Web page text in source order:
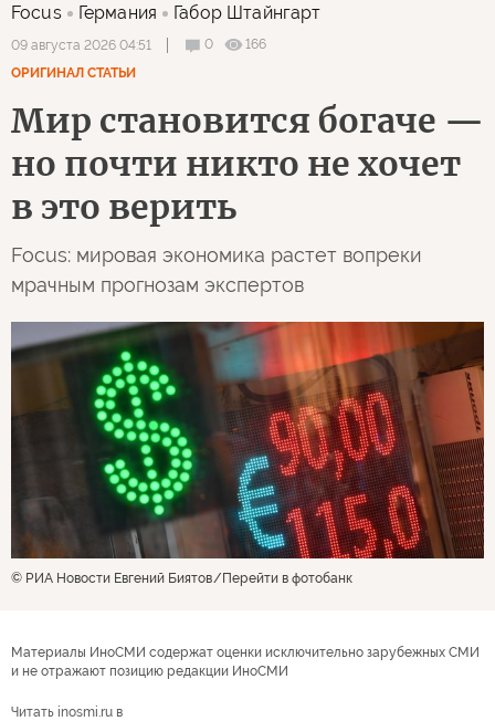
Focus Германия Габор Штайнгарт
09 августа 2026 04:51 0
166
ОРИГИНАЛ СТАТЬИ
Мир становится богаче —
но почти никто не хочет
в это верить
Focus: мировая экономика растет вопреки
мрачным прогнозам экспертов
© РИА Новости Евгений Биятов Перейти в фотобанк
Материалы ИноСМИ содержат оценки исключительно зарубежных СМИ
и не отражают позицию редакции ИноСМИ
Читать inosmi.ru в